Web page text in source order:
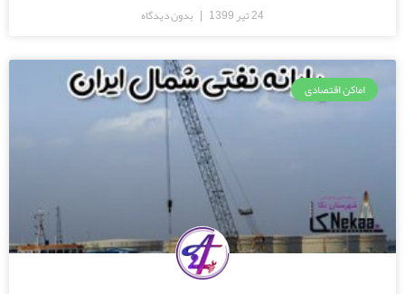
24 تیر 1399
بدون دیدگاه
اماکن اقتصادی